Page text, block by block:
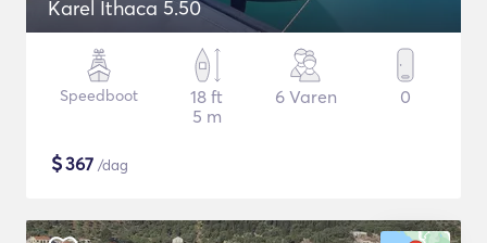
Karel Ithaca 5.50
Speedboot
18 ft
5 m
6 Varen 0
$367 /dag